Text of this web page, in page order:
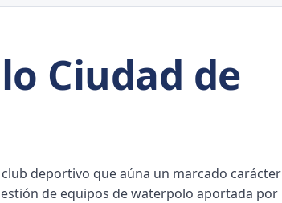
Ciudad de
deportivo que aúna un marcado carácter
de equipos de waterpolo aportada por